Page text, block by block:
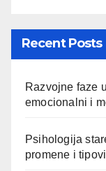
Recent Posts
Razvojne faze
emocionalni i
Psihologija
promene i